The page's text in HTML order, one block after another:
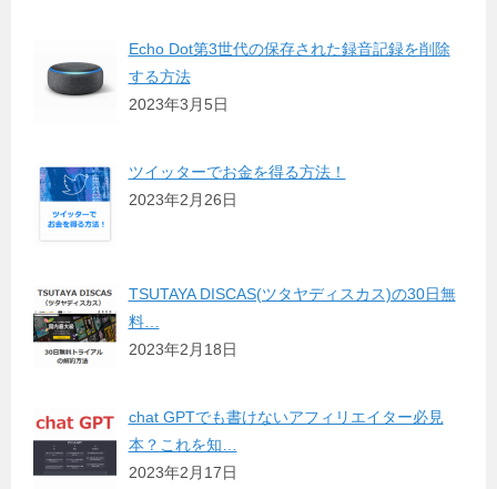
Echo Dot第3世代の保存された録音記録を削除
する方法
2023年3月5日
ツイッターでお金を得る方法！
2023年2月26日
TSUTAYA DISCAS(ツタヤディスカス)の30日無
料…
2023年2月18日
chat GPTでも書けないアフィリエイター必見
本？これを知…
2023年2月17日